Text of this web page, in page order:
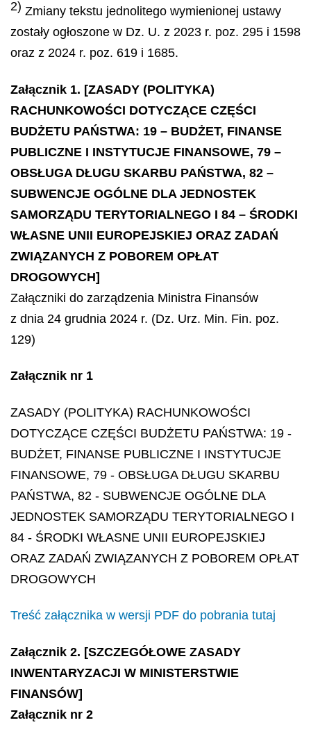
2) Zmiany tekstu jednolitego wymienionej ustawy
zostały ogłoszone w Dz. U. z 2023 r. poz. 295 i 1598
oraz z 2024 r. poz. 619 i 1685.
Załącznik 1. [ZASADY (POLITYKA)
RACHUNKOWOŚCI DOTYCZĄCE CZĘŚCI
BUDŻETU PAŃSTWA: 19 – BUDŻET, FINANSE
PUBLICZNE I INSTYTUCJE FINANSOWE, 79 –
OBSŁUGA DŁUGU SKARBU PAŃSTWA, 82 –
SUBWENCJE OGÓLNE DLA JEDNOSTEK
SAMORZĄDU TERYTORIALNEGO I 84 – ŚRODKI
WŁASNE UNII EUROPEJSKIEJ ORAZ ZADAŃ
ZWIĄZANYCH Z POBOREM OPŁAT
DROGOWYCH]
Załączniki do zarządzenia Ministra Finansów
z dnia 24 grudnia 2024 r. (Dz. Urz. Min. Fin. poz.
129)
Załącznik nr 1
ZASADY (POLITYKA) RACHUNKOWOŚCI
DOTYCZĄCE CZĘŚCI BUDŻETU PAŃSTWA: 19 -
BUDŻET, FINANSE PUBLICZNE I INSTYTUCJE
FINANSOWE, 79 - OBSŁUGA DŁUGU SKARBU
PAŃSTWA, 82 - SUBWENCJE OGÓLNE DLA
JEDNOSTEK SAMORZĄDU TERYTORIALNEGO I
84 - ŚRODKI WŁASNE UNII EUROPEJSKIEJ
ORAZ ZADAŃ ZWIĄZANYCH Z POBOREM OPŁAT
DROGOWYCH
Treść załącznika w wersji PDF do pobrania tutaj
Załącznik 2. [SZCZEGÓŁOWE ZASADY
INWENTARYZACJI W MINISTERSTWIE
FINANSÓW]
Załącznik nr 2